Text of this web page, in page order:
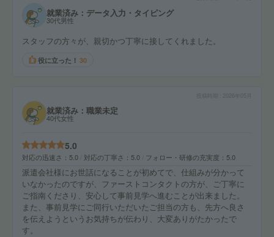
就業済み：データ入力・タイピング
30代男性
スタッフの方々が、親切かつ丁寧に接してくれました。
役に立った！ 30
2026年05月
就業済み：職業未定
40代女性
5.0
対応の迅速さ 5.0 対応の丁寧さ 5.0 フォロー・研修の充実度 5.0
派遣会社様にお世話になることが初めてで、仕組みが分かって
いなかったのですが、ファーストコンタクトの方が、ご丁寧に
ご指南くださり、安心して事前見学へ進むことが出来ました。
また、事前見学にご同行いただいたご担当の方も、先方へ良さ
を伝えようというお気持ちが伝わり、大変ありがたかったで
す。